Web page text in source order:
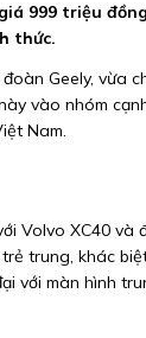
999 triệu
thức.
Geely, vừa
vào nhóm
Nam.
Volvo XC40 và
trung, khác
với màn hình